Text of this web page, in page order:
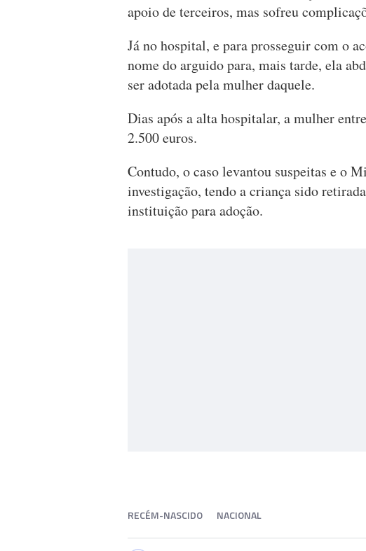
apoio de terceiros, mas sofreu
Já no hospital, e para prosseguir com o
nome do arguido para, mais tarde, ela
ser adotada pela mulher daquele.
Dias após a alta hospitalar, a mulher
2.500 euros.
Contudo, o caso levantou suspeitas e o
investigação, tendo a criança sido
instituição para adoção.
RECÉM-NASCIDO NACIONAL